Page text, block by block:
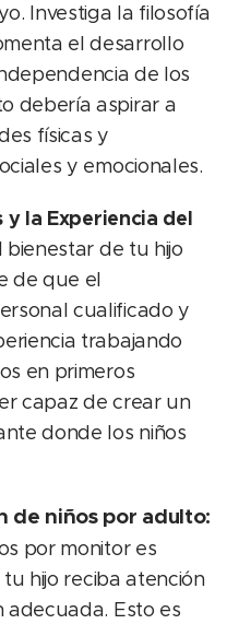
Investiga la filosofía
el desarrollo
de los
debería aspirar a
físicas y
y emocionales.
y la Experiencia del
de tu hijo
de que el
cualificado y
trabajando
en primeros
capaz de crear un
donde los niños
de niños por adulto:
por monitor es
hijo reciba atención
adecuada. Esto es